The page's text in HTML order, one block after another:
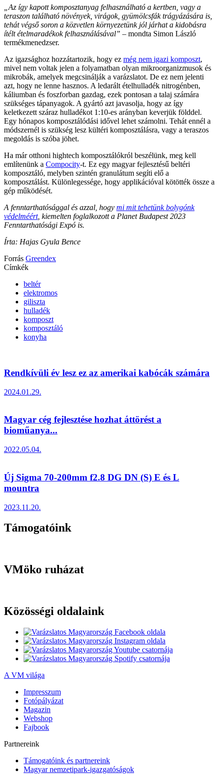
„Az így kapott komposztanyag felhasználható a kertben, vagy a
teraszon található növények, virágok, gyümölcsfák trágyázására is,
tehát végső soron a közvetlen környezetünk jól járhat a kidobásra
ítélt ételmaradékok felhasználásával” – mondta Simon László
termékmenedzser.
Az igazsághoz hozzátartozik, hogy ez még nem igazi komposzt,
mivel nem voltak jelen a folyamatban olyan mikroorganizmusok és
mikrobák, amelyek megcsinálják a varázslatot. De ez nem jelenti
azt, hogy ne lenne hasznos. A ledarált ételhulladék nitrogénben,
káliumban és foszforban gazdag, ezek pontosan a talaj számára
szükséges tápanyagok. A gyártó azt javasolja, hogy az így
keletkezett száraz hulladékot 1:10-es arányban keverjük földdel.
Egy hónapos komposztálódási idővel lehet számolni. Tehát ennél a
módszernél is szükség lesz kültéri komposztálásra, vagy a teraszos
megoldás is szóba jöhet.
Ha már otthoni hightech komposztálókról beszélünk, meg kell
említenünk a Compocity-t. Ez egy magyar fejlesztésű beltéri
komposztáló, melyben szintén granulátum segíti elő a
komposztálást. Különlegessége, hogy applikációval kötötték össze a
gép működését.
A fenntarthatósággal és azzal, hogy mi mit tehetünk bolygónk
védelméért, kiemelten foglalkozott a Planet Budapest 2023
Fenntarthatósági Expó is.
Írta: Hajas Gyula Bence
Forrás Greendex
Címkék
beltér
elektromos
giliszta
hulladék
komposzt
komposztáló
konyha
Rendkívüli év lesz ez az amerikai kabócák számára
2024.01.29.
Magyar cég fejlesztése hozhat áttörést a
bioműanya...
2022.05.04.
Új Sigma 70-200mm f2.8 DG DN (S) E és L
mountra
2023.11.20.
Támogatóink
VMöko ruházat
Közösségi oldalaink
A VM világa
Impresszum
Fotópályázat
Magazin
Webshop
Fajbook
Partnereink
Támogatóink és partnereink
Magyar nemzetipark-igazgatóságok